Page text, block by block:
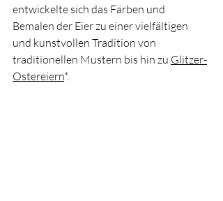
entwickelte sich das Färben und
Bemalen der Eier zu einer vielfältigen
und kunstvollen Tradition von
traditionellen Mustern bis hin zu Glitzer-
Ostereiern*.